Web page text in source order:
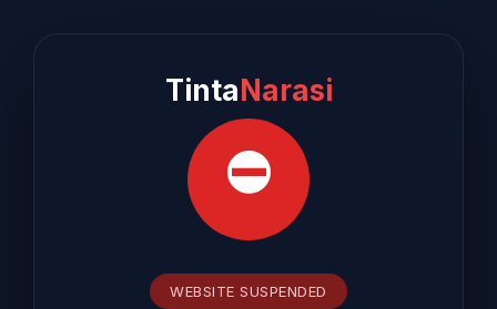
TintaNarasi
⛔
WEBSITE SUSPENDED